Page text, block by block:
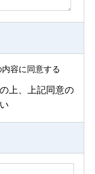
内容に同意する
上、上記同意の